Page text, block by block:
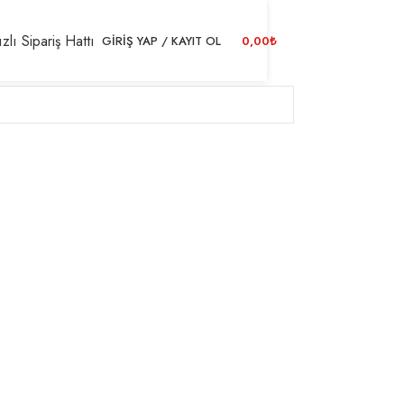
Sipariş Hattı GIRIŞ YAP / KAYIT OL 0,00₺